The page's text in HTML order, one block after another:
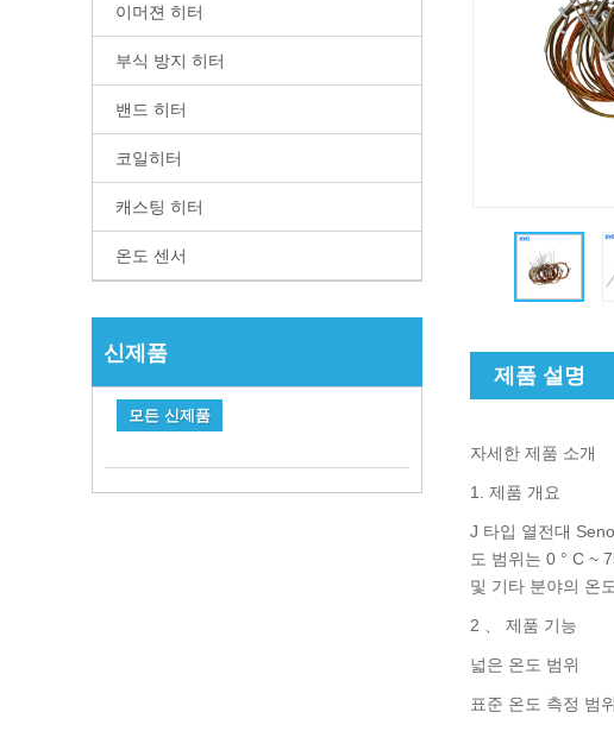
이머젼 히터
부식 방지 히터
밴드 히터
코일히터
캐스팅 히터
온도 센서
신제품
모든 신제품
제품 설명
자세한 제품 소개
1. 제품 개요
J 타입 열전대
도 범위는 0 ° C ~
및 기타 분야의 온
2 、 제품 기능
넓은 온도 범위
표준 온도 측정 범